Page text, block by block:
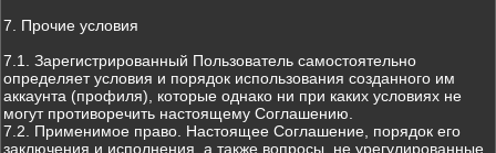
7. Прочие условия
7.1. Зарегистрированный Пользователь самостоятельно
определяет условия и порядок использования созданного им
аккаунта (профиля), которые однако ни при каких условиях не
могут противоречить настоящему Соглашению.
7.2. Применимое право. Настоящее Соглашение, порядок его
заключения и исполнения, а также вопросы, не урегулированные